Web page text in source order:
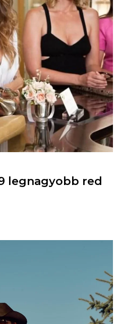
legnagyobb red